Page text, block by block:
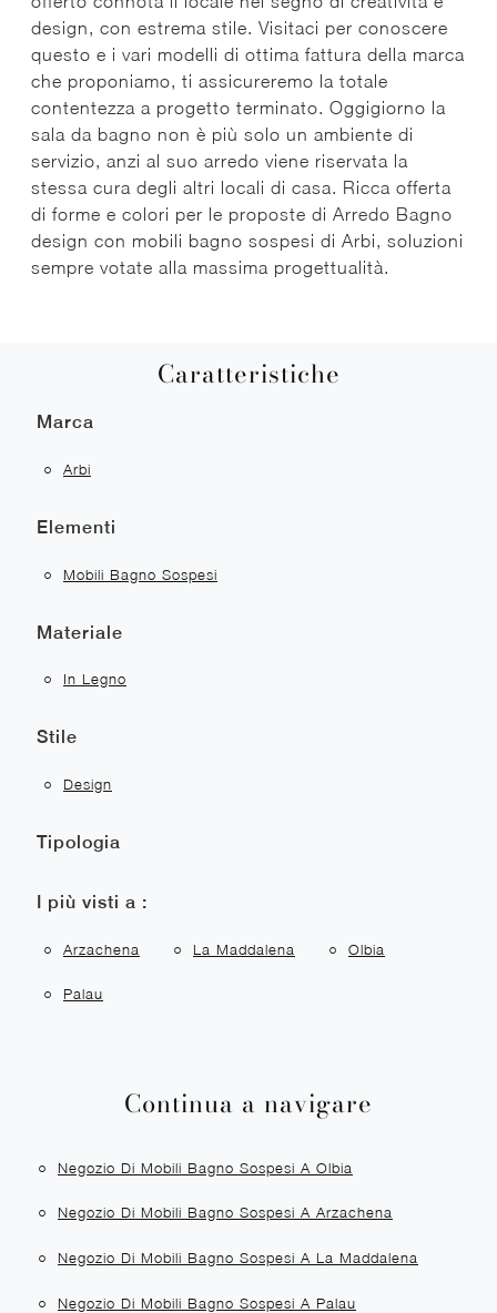
design, con estrema stile. Visitaci per conoscere
questo e i vari modelli di ottima fattura della marca
che proponiamo, ti assicureremo la totale
contentezza a progetto terminato. Oggigiorno la
sala da bagno non è più solo un ambiente di
servizio, anzi al suo arredo viene riservata la
stessa cura degli altri locali di casa. Ricca offerta
di forme e colori per le proposte di Arredo Bagno
design con mobili bagno sospesi di Arbi, soluzioni
sempre votate alla massima progettualità.
Caratteristiche
Marca
Arbi
Elementi
Mobili Bagno Sospesi
Materiale
In Legno
Stile
Design
Tipologia
I più visti a :
Arzachena La Maddalena Olbia
Palau
Continua a navigare
Negozio Di Mobili Bagno Sospesi A Olbia
Negozio Di Mobili Bagno Sospesi A Arzachena
Negozio Di Mobili Bagno Sospesi A La Maddalena
Negozio Di Mobili Bagno Sospesi A Palau